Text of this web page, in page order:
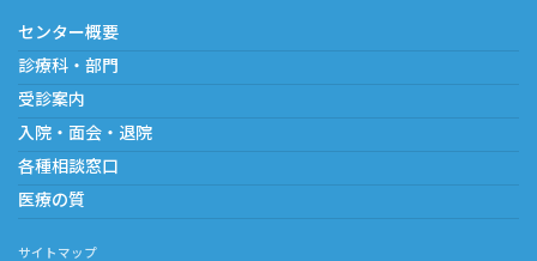
センター概要
診療科・部門
受診案内
入院・面会・退院
各種相談窓口
医療の質
サイトマップ